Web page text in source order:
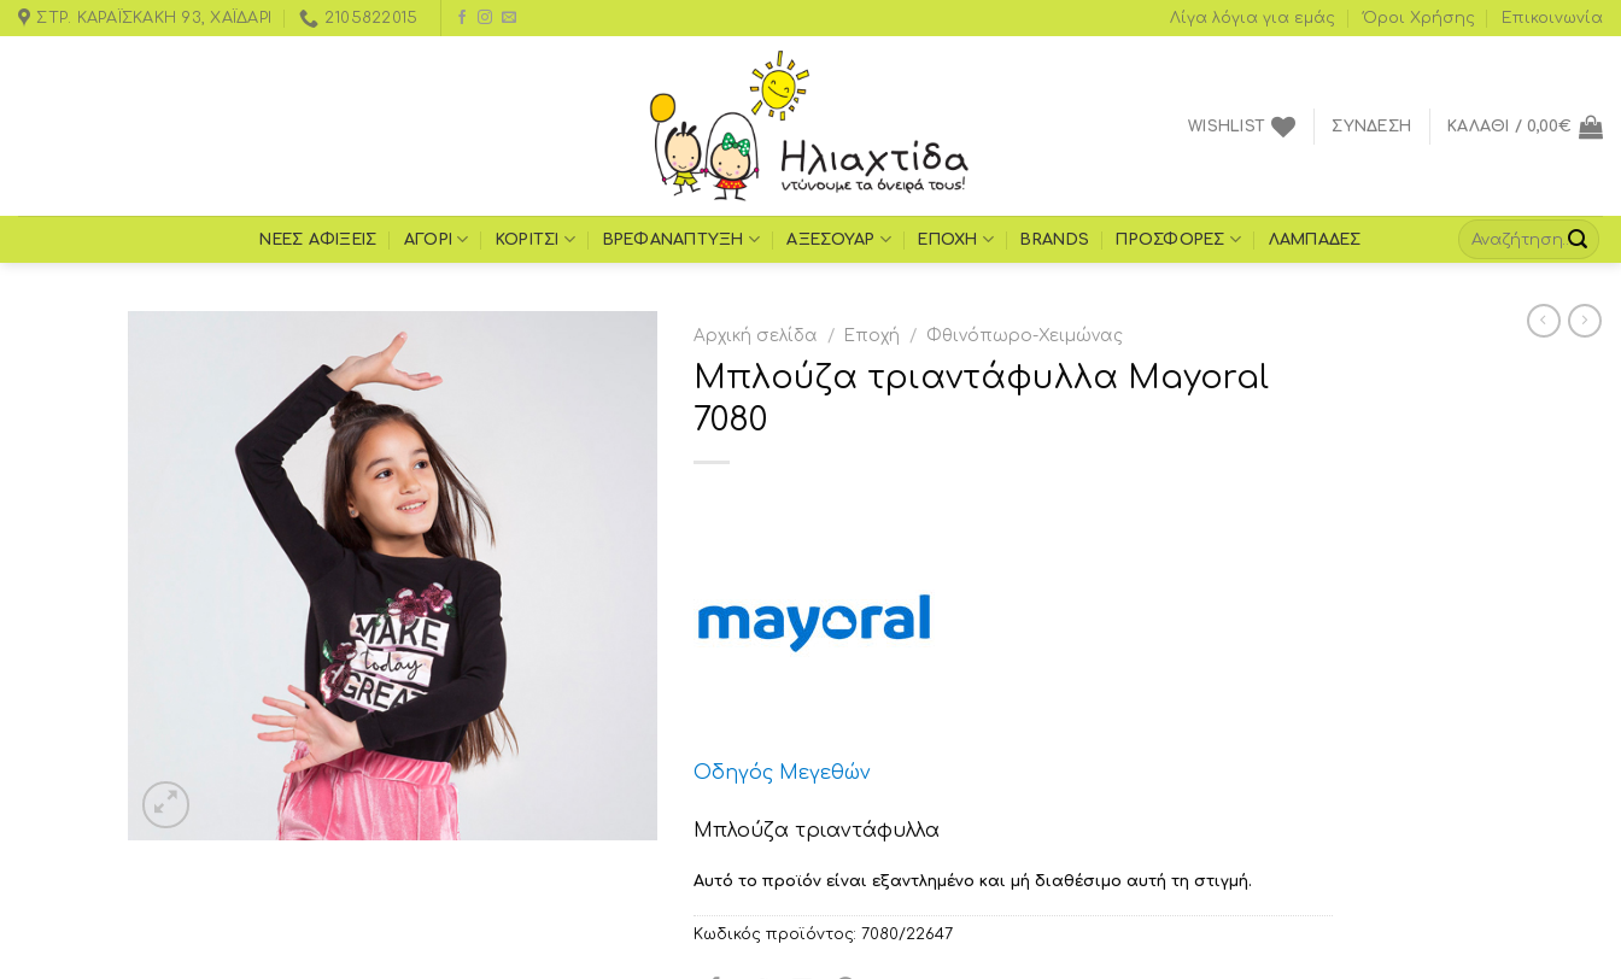
ΣΤΡ. ΚΑΡΑΪΣΚΆΚΗ 93, ΧΑΪΔΆΡΙ 2105822015 Λίγα λόγια για εμάς Όροι Xρήσης Επικοινωνία
WISHLIST ΣΎΝΔΕΣΗ ΚΑΛΆΘΙ /0,00€
ΝΕΕΣ ΑΦΙΞΕΙΣ ΑΓΌΡΙ ΚΟΡΊΤΣΙ ΒΡΕΦΑΝΆΠΤΥΞΗ ΑΞΕΣΟΥΆΡ ΕΠΟΧΉ BRANDS ΠΡΟΣΦΟΡΈΣ ΛΑΜΠΆΔΕΣ
Αρχική σελίδα / Εποχή / Φθινόπωρο-Χειμώνας
Μπλούζα τριαντάφυλλα Mayoral
7080
Οδηγός Μεγεθών
Μπλούζα τριαντάφυλλα
Αυτό το προϊόν είναι εξαντλημένο και μή διαθέσιμο αυτή τη στιγμή.
Κωδικός προϊόντος: 7080/22647